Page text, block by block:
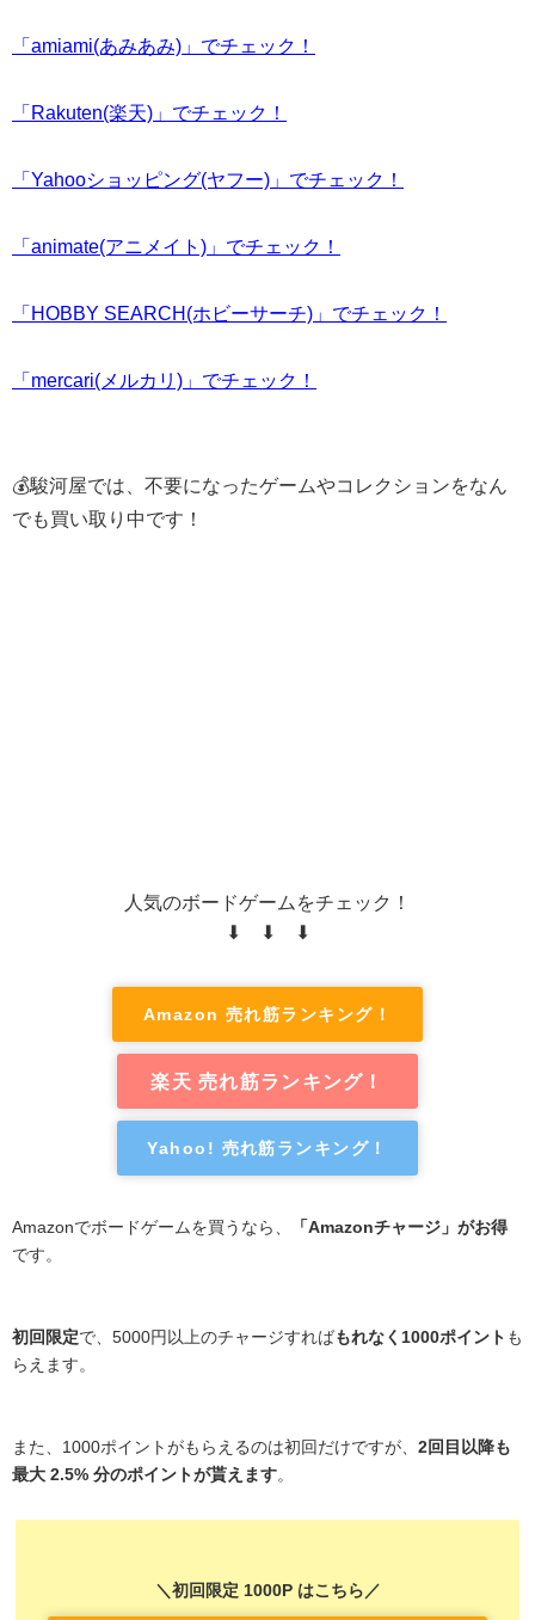
「amiami(あみあみ)」でチェック！
「Rakuten(楽天)」でチェック！
「Yahooショッピング(ヤフー)」でチェック！
「animate(アニメイト)」でチェック！
「HOBBY SEARCH(ホビーサーチ)」でチェック！
「mercari(メルカリ)」でチェック！
💰駿河屋では、不要になったゲームやコレクションをなん
でも買い取り中です！
人気のボードゲームをチェック！
⬇ ⬇ ⬇
Amazon 売れ筋ランキング！
楽天 売れ筋ランキング！
Yahoo! 売れ筋ランキング！
Amazonでボードゲームを買うなら、
「Amazonチャージ」がお得
です。
初回限定で、5000円以上のチャージすればもれなく1000ポイント も
らえます。
また、1000ポイントがもらえるのは初回だけですが、 2回目以降も
最大 2.5% 分のポイントが貰えます。
＼初回限定 1000P はこちら／